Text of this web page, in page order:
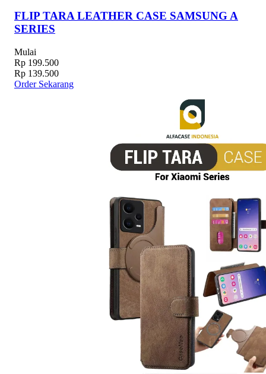
FLIP TARA LEATHER CASE SAMSUNG A
SERIES
Mulai
Rp 199.500
Rp 139.500
Order Sekarang